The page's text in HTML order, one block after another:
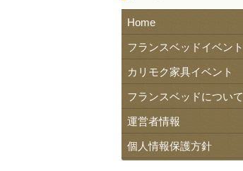
Home
フランスベッドイベント
カリモク家具イベント
フランスベッドについて
運営者情報
個人情報保護方針